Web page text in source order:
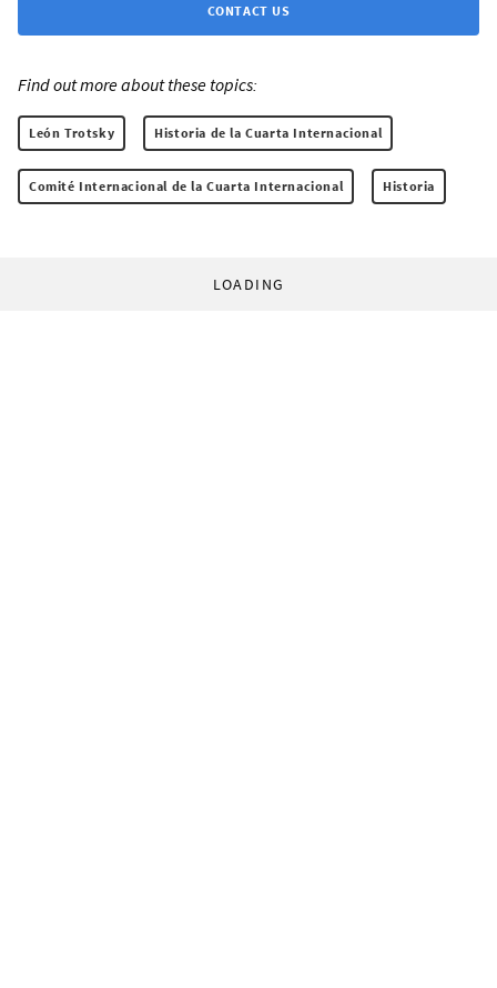
CONTACT US
Find out more about these topics:
León Trotsky Historia de la Cuarta Internacional
Comité Internacional de la Cuarta Internacional Historia
LOADING